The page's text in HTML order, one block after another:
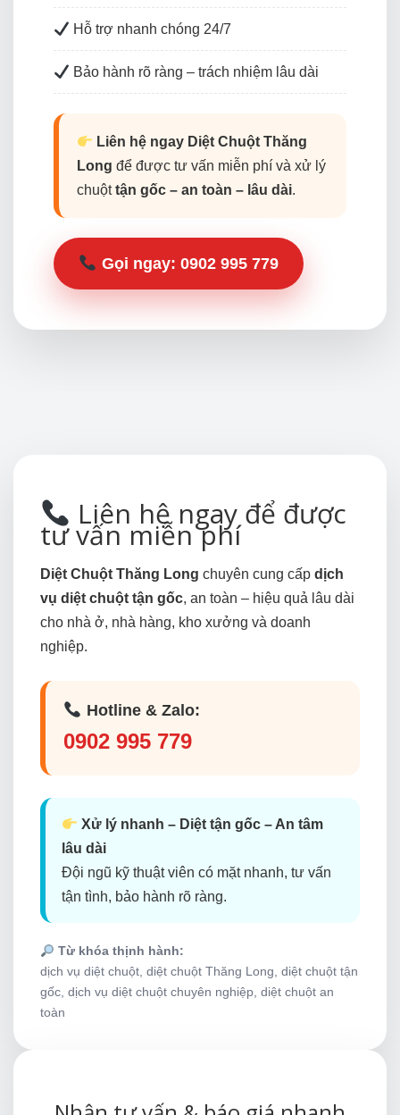
Hỗ trợ nhanh chóng 24/7
Bảo hành rõ ràng – trách nhiệm lâu dài
Liên hệ ngay Diệt Chuột Thăng
Long để được tư vấn miễn phí và xử lý
chuộttận gốc – an toàn – lâu dài.
Gọi ngay: 0902 995 779
Liên hệ ngay để được
tư vấn miễn phí
Diệt Chuột Thăng Long chuyên cung cấp dịch
vụ diệt chuột tận gốc, an toàn – hiệu quả lâu dài
cho nhà ở, nhà hàng, kho xưởng và doanh
nghiệp.
Hotline & Zalo:
0902 995 779
Xử lý nhanh – Diệt tận gốc – An tâm
lâu dài
Đội ngũ kỹ thuật viên có mặt nhanh, tư vấn
tận tình, bảo hành rõ ràng.
Từ khóa thịnh hành:
dịch vụ diệt chuột, diệt chuột Thăng Long, diệt chuột tận
gốc, dịch vụ diệt chuột chuyên nghiệp, diệt chuột an
toàn